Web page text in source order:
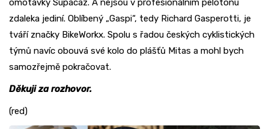
omotávky Supacaz. A nejsou v profesionálním pelotonu
zdaleka jediní. Oblíbený „Gaspi“, tedy Richard Gasperotti, je
tváří značky BikeWorkx. Spolu s řadou českých cyklistických
týmů navíc obouvá své kolo do plášťů Mitas a mohl bych
samozřejmě pokračovat.
Děkuji za rozhovor.
(red)